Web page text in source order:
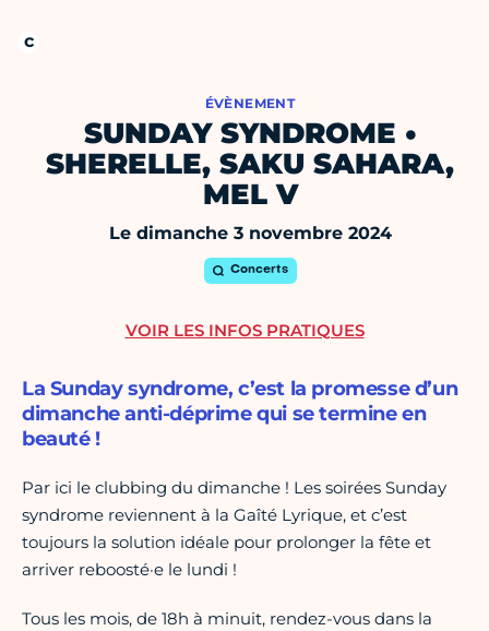
ÉVÈNEMENT
SUNDAY SYNDROME •
SHERELLE, SAKU SAHARA,
MEL V
Le dimanche 3 novembre 2024
Concerts
La Sunday syndrome, c’est la promesse d’un
dimanche anti-déprime qui se termine en
beauté !
Par ici le clubbing du dimanche ! Les soirées Sunday
syndrome reviennent à la Gaîté Lyrique, et c’est
toujours la solution idéale pour prolonger la fête et
arriver reboosté·e le lundi !
Tous les mois, de 18h à minuit, rendez-vous dans la
VOIR LES INFOS PRATIQUES